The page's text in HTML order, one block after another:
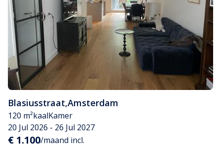
Blasiusstraat,Amsterdam
120 m²kaalKamer
20 Jul 2026 - 26 Jul 2027
€ 1.100/maand incl.